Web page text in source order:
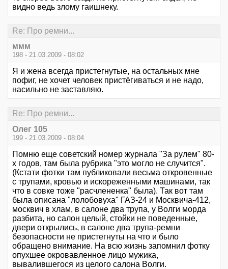
видно ведь злому гаишнеку.
Re: Про ремни...
ммм
198 - 21.03.2009 - 08:02
Я и жена всегда пристегнутые, на остальных мне
пофиг, не хочет человек пристёгиваться и не надо,
насильно не заставляю.
Re: Про ремни...
Олег 105
199 - 21.03.2009 - 08:04
Помню еще советский номер журнала "За рулем" 80-
х годов, там была рубрика "это могло не случится".
(Кстати фотки там публиковали весьма откровенные
с трупами, кровью и искореженными машинами, так
что в совке тоже "расчлененка" была). Так вот там
была описана "лолобовуха" ГАЗ-24 и Москвича-412,
москвич в хлам, в салоне два трупа, у Волги морда
разбита, но салон целый, стойки не поведенные,
двери открылись, в салоне два трупа-ремни
безопасности не пристегнуты на что и было
обращено внимание. На всю жизнь запомнил фотку
опухшее окровавленное лицо мужика,
вывалившегося из целого салона Волги.